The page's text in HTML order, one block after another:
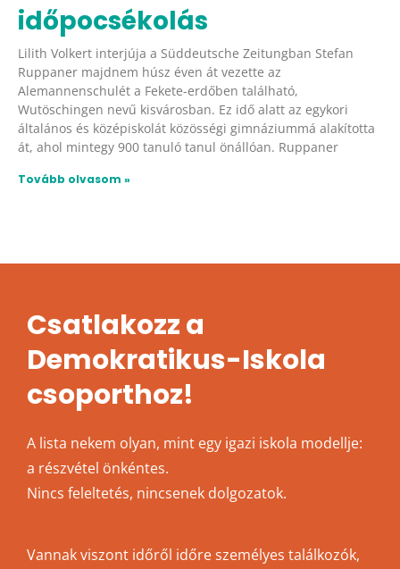
időpocsékolás
Lilith Volkert interjúja a Süddeutsche Zeitungban Stefan
Ruppaner majdnem húsz éven át vezette az
Alemannenschulét a Fekete-erdőben található,
Wutöschingen nevű kisvárosban. Ez idő alatt az egykori
általános és középiskolát közösségi gimnáziummá alakította
át, ahol mintegy 900 tanuló tanul önállóan. Ruppaner
Tovább olvasom »
Csatlakozz a
Demokratikus-Iskola
csoporthoz!
A lista nekem olyan, mint egy igazi iskola modellje:
a részvétel önkéntes.
Nincs feleltetés, nincsenek dolgozatok.
Vannak viszont időről időre személyes találkozók,